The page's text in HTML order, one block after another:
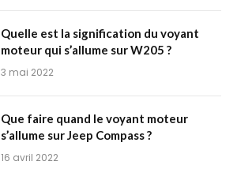
Quelle est la signification du voyant
moteur qui s’allume sur W205 ?
3 mai 2022
Que faire quand le voyant moteur
s’allume sur Jeep Compass ?
16 avril 2022